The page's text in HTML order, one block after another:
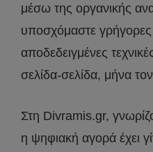
μέσω της οργανικής
υποσχόμαστε
αποδεδειγμένες
σελίδα-σελίδα, μήνα
Στη Divramis.gr,
η ψηφιακή αγορά έχει